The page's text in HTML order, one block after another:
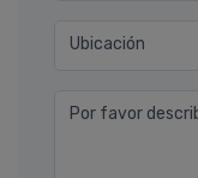
Ubicación
Por favor